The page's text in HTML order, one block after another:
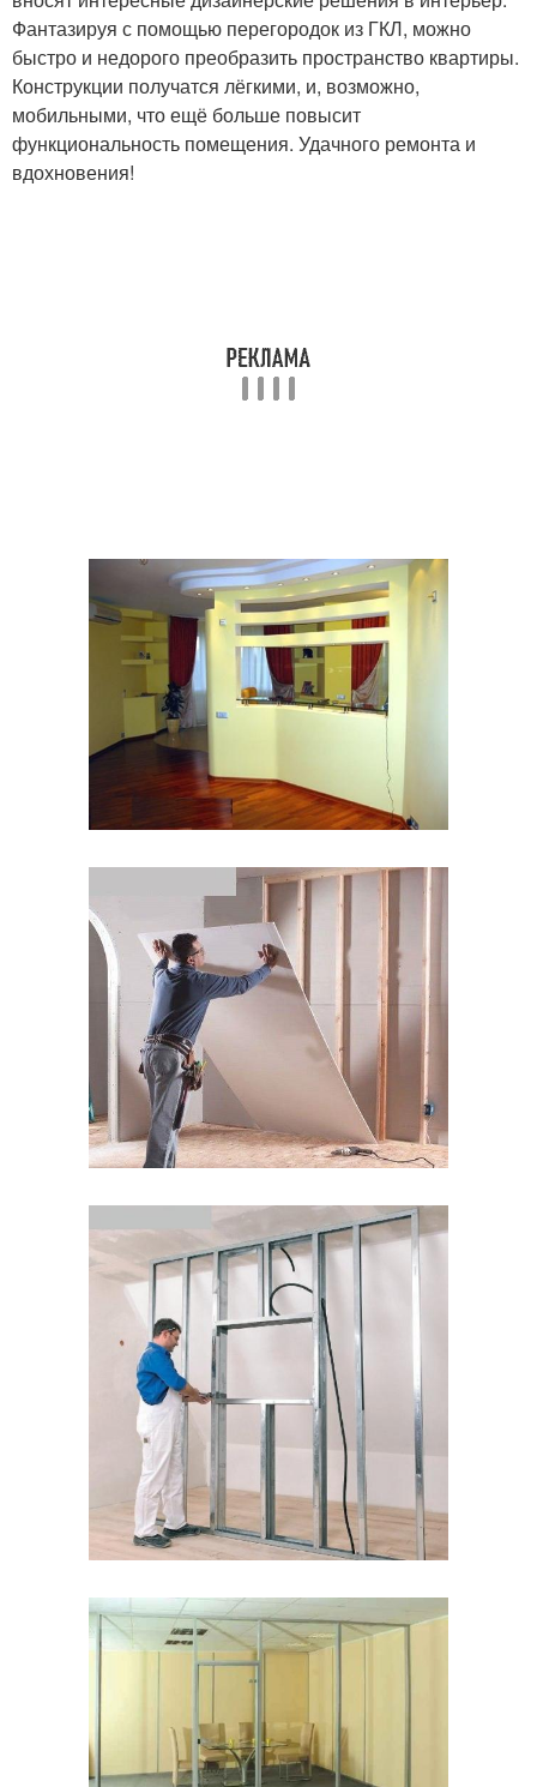
Фантазируя с помощью перегородок из ГКЛ, можно
быстро и недорого преобразить пространство квартиры.
Конструкции получатся лёгкими, и, возможно,
мобильными, что ещё больше повысит
функциональность помещения. Удачного ремонта и
вдохновения!